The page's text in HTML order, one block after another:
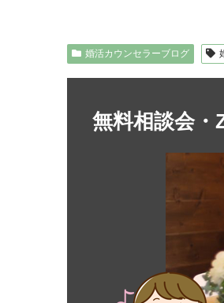
婚活カウンセラーブログ
無料相談会